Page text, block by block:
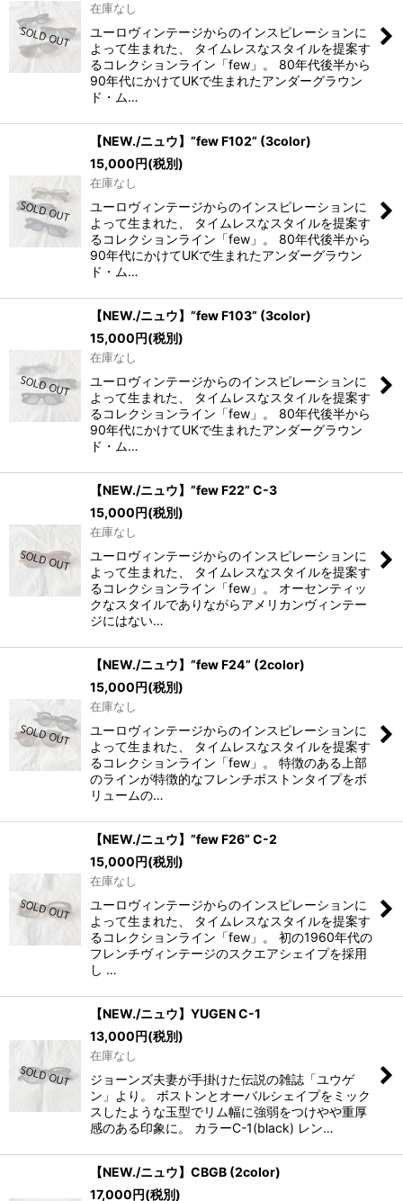
在庫なし
ユーロヴィンテージからのインスピレーションに
よって生まれた、 タイムレスなスタイルを提案す
るコレクションライン「few」。 80年代後半から
90年代にかけてUKで生まれたアンダーグラウン
ド・ム…
【NEW./ニュウ】”few F102” (3color)
15,000円(税別)
在庫なし
ユーロヴィンテージからのインスピレーションに
よって生まれた、 タイムレスなスタイルを提案す
るコレクションライン「few」。 80年代後半から
90年代にかけてUKで生まれたアンダーグラウン
ド・ム…
【NEW./ニュウ】”few F103” (3color)
15,000円(税別)
在庫なし
ユーロヴィンテージからのインスピレーションに
よって生まれた、 タイムレスなスタイルを提案す
るコレクションライン「few」。 80年代後半から
90年代にかけてUKで生まれたアンダーグラウン
ド・ム…
【NEW./ニュウ】”few F22” C-3
15,000円(税別)
在庫なし
ユーロヴィンテージからのインスピレーションに
よって生まれた、 タイムレスなスタイルを提案す
るコレクションライン「few」。 オーセンティッ
クなスタイルでありながらアメリカンヴィンテー
ジにはない…
【NEW./ニュウ】”few F24” (2color)
15,000円(税別)
在庫なし
ユーロヴィンテージからのインスピレーションに
よって生まれた、 タイムレスなスタイルを提案す
るコレクションライン「few」。 特徴のある上部
のラインが特徴的なフレンチボストンタイプをボ
リュームの…
【NEW./ニュウ】”few F26” C-2
15,000円(税別)
在庫なし
ユーロヴィンテージからのインスピレーションに
よって生まれた、 タイムレスなスタイルを提案す
るコレクションライン「few」。 初の1960年代の
フレンチヴィンテージのスクエアシェイプを採用
し …
【NEW./ニュウ】YUGEN C-1
13,000円(税別)
在庫なし
ジョーンズ夫妻が手掛けた伝説の雑誌「ユウゲ
ン」より。 ボストンとオーバルシェイプをミック
スしたような玉型でリム幅に強弱をつけやや重厚
感のある印象に。 カラーC-1(black) レン…
【NEW./ニュウ】CBGB (2color)
17,000円(税別)